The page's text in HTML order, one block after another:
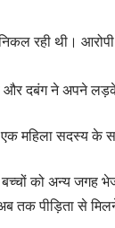
रही थी। आरोपी
और दबंग ने अपने
एक महिला सदस्य के
को अन्य जगह
तक पीड़िता से